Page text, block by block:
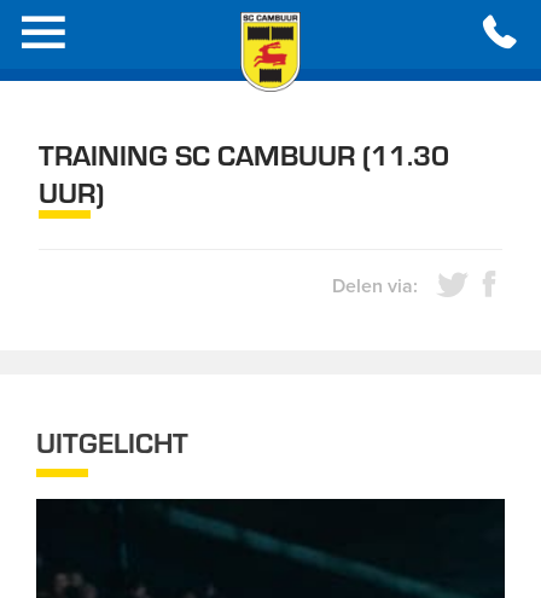
TRAINING SC CAMBUUR (11.30
UUR)
Delen via:
UITGELICHT